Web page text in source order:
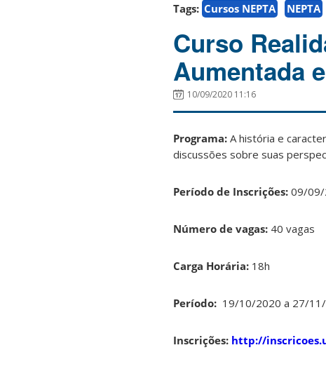
Tags: Cursos NEPTA NEPTA
Curso
Aumentada
10/09/2020 11:16
Programa: A história e
discussões sobre suas
Período de Inscrições: 09/09/
Número de vagas: 40 vagas
Carga Horária: 18h
Período: 19/10/2020 a 27/
Inscrições: http://